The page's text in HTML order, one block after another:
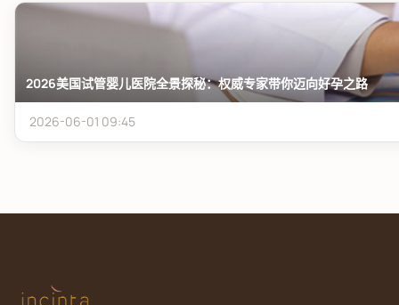
2026美国试管婴儿医院全景探秘：权威专家带你迈向好孕之路
2026-06-01 09:45